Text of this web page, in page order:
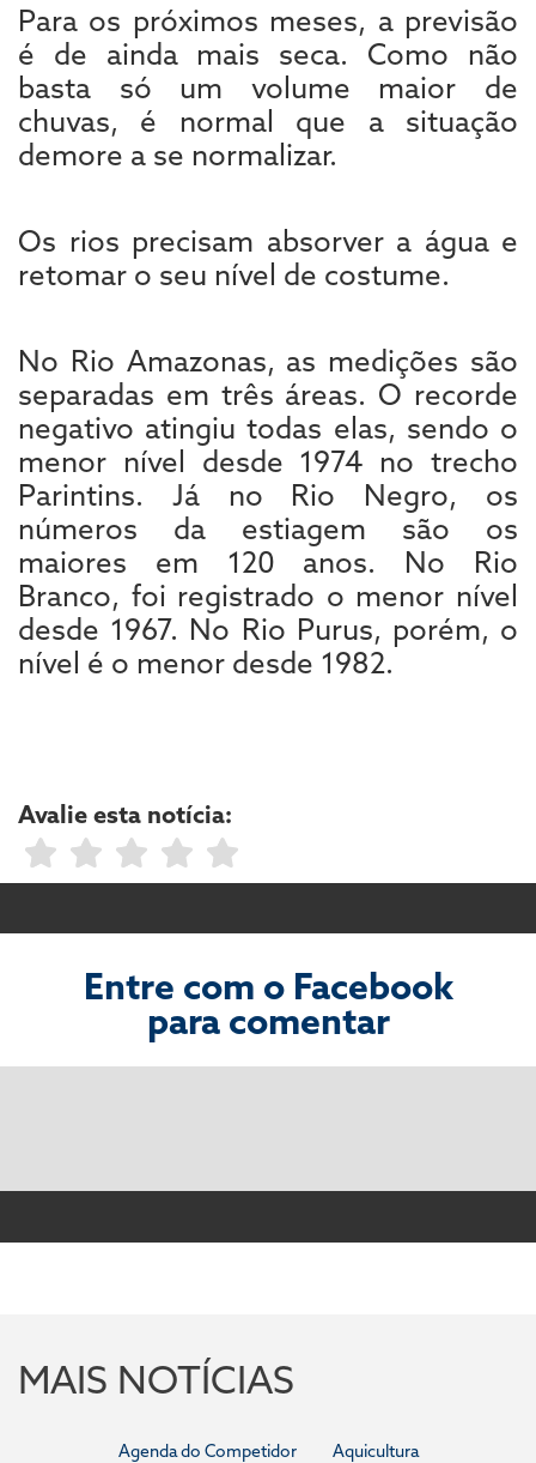
Para os próximos meses, a previsão
é de ainda mais seca. Como não
basta só um volume maior de
chuvas, é normal que a situação
demore a se normalizar.
Os rios precisam absorver a água e
retomar o seu nível de costume.
No Rio Amazonas, as medições são
separadas em três áreas. O recorde
negativo atingiu todas elas, sendo o
menor nível desde 1974 no trecho
Parintins. Já no Rio Negro, os
números da estiagem são os
maiores em 120 anos. No Rio
Branco, foi registrado o menor nível
desde 1967. No Rio Purus, porém, o
nível é o menor desde 1982.
Avalie esta notícia:
Entre com o Facebook
para comentar
MAIS NOTÍCIAS
Agenda do Competidor Aquicultura